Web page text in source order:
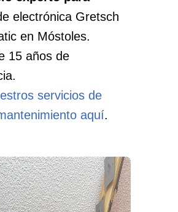
electrónica Gretsch
en Móstoles.
15 años de
servicios de
aquí.